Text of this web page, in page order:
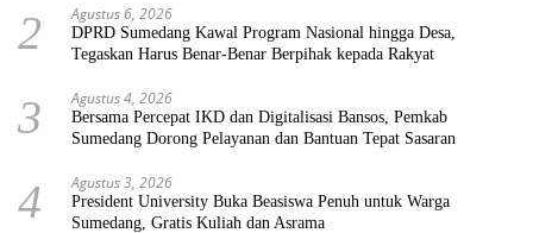
2 Agustus 6, 2026
DPRD Sumedang Kawal Program Nasional hingga Desa,
Tegaskan Harus Benar-Benar Berpihak kepada Rakyat
3 Agustus 4, 2026
Bersama Percepat IKD dan Digitalisasi Bansos, Pemkab
Sumedang Dorong Pelayanan dan Bantuan Tepat Sasaran
4 Agustus 3, 2026
President University Buka Beasiswa Penuh untuk Warga
Sumedang, Gratis Kuliah dan Asrama